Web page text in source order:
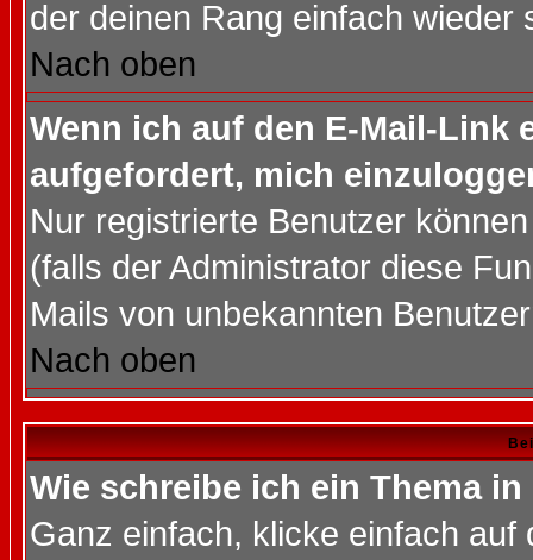
der deinen Rang einfach wieder
Nach oben
Wenn ich auf den E-Mail-Link
aufgefordert, mich
Nur registrierte Benutzer
(falls der Administrator diese
Mails von unbekannten
Nach oben
Wie schreibe ich ein Thema
Ganz einfach, klicke einfach